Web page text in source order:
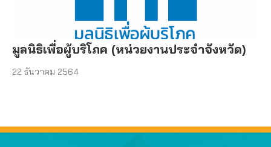
มูลนิธิเพื่อผู้บริโภค (หน่วยงานประจำจังหวัด)
22 ธันวาคม 2564